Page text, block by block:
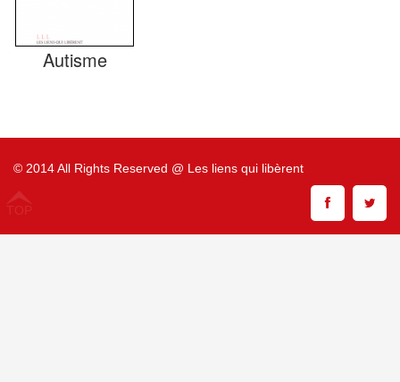
Autisme
© 2014 All Rights Reserved @ Les liens qui libèrent
TOP